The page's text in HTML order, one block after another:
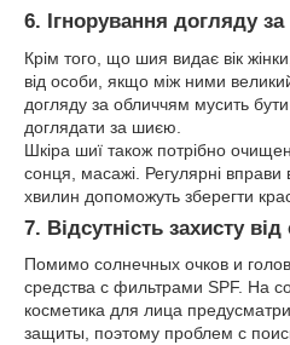
6. Ігнорування догляду
Крім того, що шия видає вік
від особи, якщо між ними
догляду за обличчям мусить
доглядати за шиєю.
Шкіра шиї також потрібно
сонця, масажі. Регулярні вправи
хвилин допоможуть зберегти
7. Відсутність захисту
Помимо солнечных очков и
средства с фильтрами SPF. На
косметика для лица
защиты, поэтому проблем с